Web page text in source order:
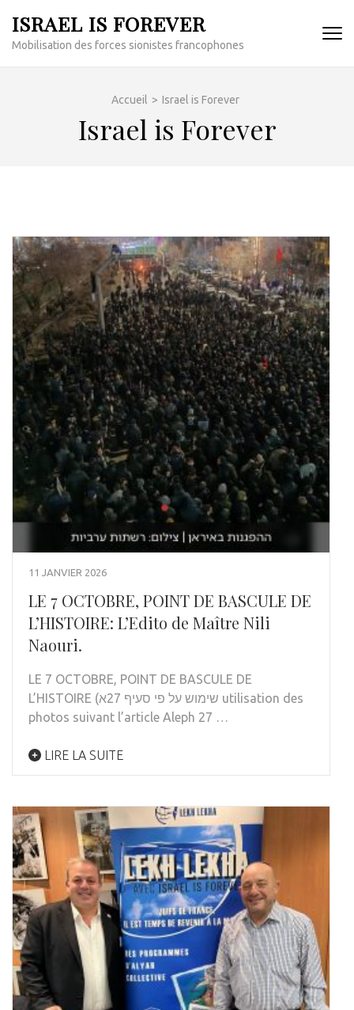
au
contenu
ISRAEL IS FOREVER
Mobilisation des forces sionistes francophones
Accueil > Israel is Forever
Israel is Forever
11 JANVIER 2026
LE 7 OCTOBRE, POINT DE BASCULE DE
L’HISTOIRE: L’Edito de Maître Nili
Naouri.
LE 7 OCTOBRE, POINT DE BASCULE DE
L’HISTOIRE (שימוש על פי סעיף 27א utilisation des
photos suivant l’article Aleph 27 …
LIRE LA SUITE